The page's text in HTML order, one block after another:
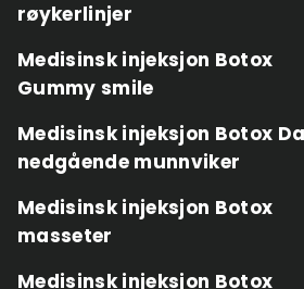
røykerlinjer
Medisinsk injeksjon Botox
Gummy smile
Medisinsk injeksjon Botox
nedgående munnviker
Medisinsk injeksjon Botox
masseter
Medisinsk injeksjon Botox